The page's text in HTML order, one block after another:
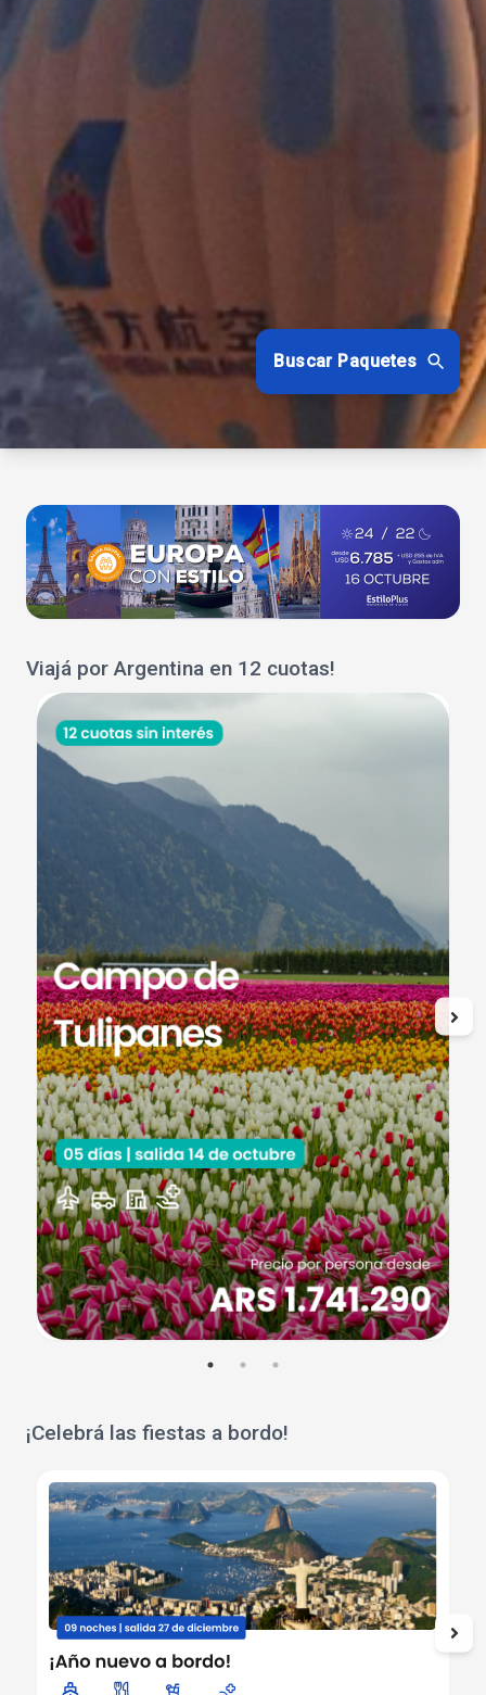
Buscar Paquetes
Viajá por Argentina en 12 cuotas!
¡Celebrá las fiestas a bordo!